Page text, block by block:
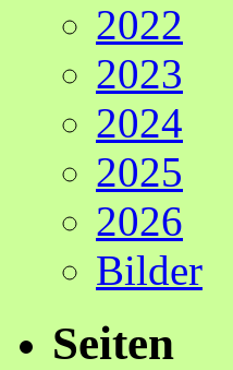
2022
2023
2024
2025
2026
Bilder
Seiten